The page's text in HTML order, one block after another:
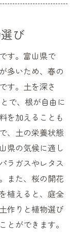
び
す。富山県で
多いため、春の
す。土を深さ
で、根が自由に
を加えることも
、土の栄養状態
県の気候に適し
ラガスやレタス
また、桜の開花
植えると、庭全
作りと植物選び
とができます。